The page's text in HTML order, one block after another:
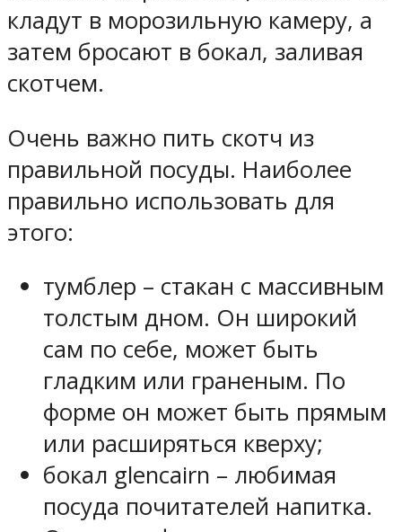
кладут в морозильную камеру, а
затем бросают в бокал, заливая
скотчем.
Очень важно пить скотч из
правильной посуды. Наиболее
правильно использовать для
этого:
тумблер – стакан с массивным
толстым дном. Он широкий
сам по себе, может быть
гладким или граненым. По
форме он может быть прямым
или расширяться кверху;
бокал glencairn – любимая
посуда почитателей напитка.